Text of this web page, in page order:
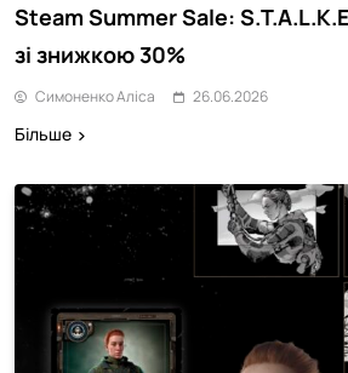
Steam Summer Sale:
зі знижкою 30%
Симоненко Аліса 26.06.2026
Більше